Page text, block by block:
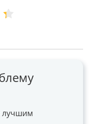
лучшим